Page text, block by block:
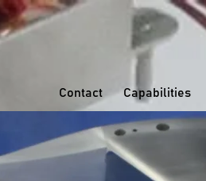
Contact Capabilities